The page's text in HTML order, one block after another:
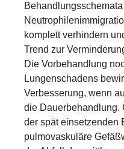
komplett verhindern
Trend zur
Die Vorbehandlung
Lungenschadens
Verbesserung, wenn
die Dauerbehandlung.
der spät einsetzenden
pulmovaskuläre